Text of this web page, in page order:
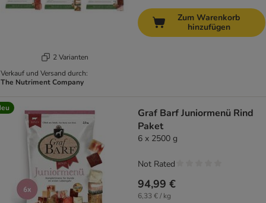
2 Varianten
Verkauf und Versand durch:
The Nutriment Company
Zum Warenkorb
hinzufügen
Graf Barf Juniormenü Rind
Paket
6 x 2500 g
94,99 €
6,33 € / kg
Not Rated